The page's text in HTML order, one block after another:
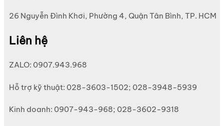
26 Nguyễn Đình Khơi, Phường 4, Quận Tân Bình, TP. HCM
Liên hệ
ZALO: 0907.943.968
Hỗ trợ kỹ thuật: 028-3603-1502; 028-3948-5939
Kinh doanh: 0907-943-968; 028-3602-9318